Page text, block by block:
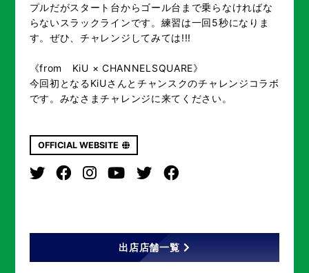
プルだがスタート台からゴール台まで乗らなければな
らないスラックラインです。練習は一回5秒になりま
す。ぜひ、チャレンジしてみては!!!
《from KiU × CHANNELSQUARE》
今回初となるKiUさんとチャンスクのチャレンジコラボ
です。みなさまチャレンジに来てください。
OFFICIAL WEBSITE
出店店舗一覧